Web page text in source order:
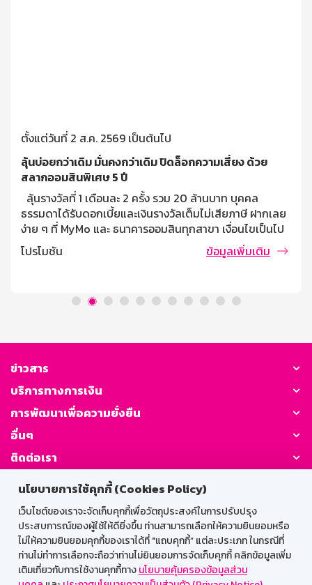
นโยบายการใช้คุกกี้ (Cookies Policy)
เว็บไซต์ของเราจะจัดเก็บคุกกี้เพื่อวัตถุประสงค์ในการปรับปรุง
ประสบการณ์ของผู้ใช้ให้ดียิ่งขึ้น ท่านสามารถเลือกให้ความยินยอมหรือ
ไม่ให้ความยินยอมคุกกี้ของเราได้ที่ "แถบคุกกี้” แต่ละประเภท ในกรณีที่
ท่านไม่ทำการเลือกจะถือว่าท่านไม่ยินยอมการจัดเก็บคุกกี้ คลิกข้อมูลเพิ่ม
เติมเกี่ยวกับการใช้งานคุกกี้ทางนโยบายคุ้มครองข้อมูลส่วน
ตั้งแต่วันที่ 2 ส.ค. 2569 เป็นต้นไป
ลุ้นบ่อยกว่าเดิม มั่นคงกว่าเดิม ปิดล็อกความเสี่ยง ด้วย
สลากออมสินพิเศษ 5 ปี
ลุ้นรางวัลที่ 1 เดือนละ 2 ครั้ง รวม 20 ล้านบาท บุคคล
ธรรมดาได้รับดอกเบี้ยและเงินรางวัลเต็มไม่เสียภาษี ฝากเลย
ง่าย ๆ ที่ MyMo และ ธนาคารออมสินทุกสาขา เงื่อนไขเป็นไป
ตามที่ธนาคารกำหนด var fallbackTimeout; const
initialDelay = 5000; let remainingTime =
(/Mobi|Android/i.test(navigator.userAgent)) {
โปรโมชัน ข้อมูลเพิ่มเติม
ข่าวสาร
บริการทางการเงิน
การพัฒนาเพื่อความยั่งยืน
อื่นๆ
ติดต่อเรา
GSB Society:
สำหรับพนักงาน
Web HR
GSB Wisdom M-Search